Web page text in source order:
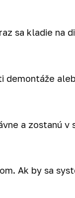
sa kladie na
demontáže
a zostanú v
Ak by sa